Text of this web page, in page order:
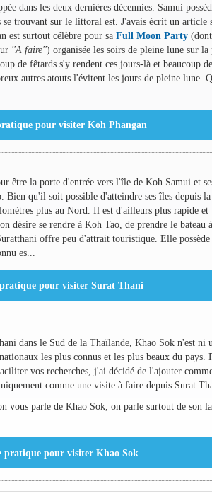
dans les deux dernières décennies. Samui
se trouvant sur le littoral est. J'avais écrit un article
est surtout célèbre pour saFull Moon Party
''A faire'') organisée les soirs de pleine lune sur la
de fêtards s'y rendent ces jours-là et beaucoup
autres atouts l'évitent les jours de pleine lune.
être la porte d'entrée vers l'île de Koh Samui et
Bien qu'il soit possible d'atteindre ses îles depuis
plus au Nord. Il est d'ailleurs plus rapide et
désire se rendre à Koh Tao, de prendre le bateau à
offre peu d'attrait touristique. Elle possède
es...
dans le Sud de la Thaïlande, Khao Sok n'est ni
les plus connus et les plus beaux du pays.
vos recherches, j'ai décidé de l'ajouter
comme une visite à faire depuis Surat
vous parle de Khao Sok, on parle surtout de son